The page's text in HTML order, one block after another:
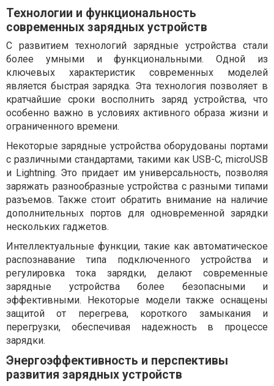
Технологии и функциональность
современных зарядных устройств
С развитием технологий зарядные устройства стали
более умными и функциональными. Одной из
ключевых характеристик современных моделей
является быстрая зарядка. Эта технология позволяет в
кратчайшие сроки восполнить заряд устройства, что
особенно важно в условиях активного образа жизни и
ограниченного времени.
Некоторые зарядные устройства оборудованы портами
с различными стандартами, такими как USB-C, microUSB
и Lightning. Это придает им универсальность, позволяя
заряжать разнообразные устройства с разными типами
разъемов. Также стоит обратить внимание на наличие
дополнительных портов для одновременной зарядки
нескольких гаджетов.
Интеллектуальные функции, такие как автоматическое
распознавание типа подключенного устройства и
регулировка тока зарядки, делают современные
зарядные устройства более безопасными и
эффективными. Некоторые модели также оснащены
защитой от перегрева, короткого замыкания и
перегрузки, обеспечивая надежность в процессе
зарядки.
Энергоэффективность и перспективы
развития зарядных устройств